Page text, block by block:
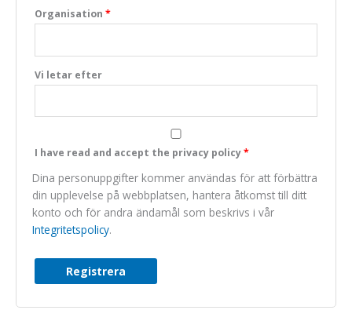
Organisation *
Vi letar efter
I have read and accept the privacy policy*
Dina personuppgifter kommer användas för att förbättra
din upplevelse på webbplatsen, hantera åtkomst till ditt
konto och för andra ändamål som beskrivs i vår
Integritetspolicy.
Registrera
Marknadsföring
this one.